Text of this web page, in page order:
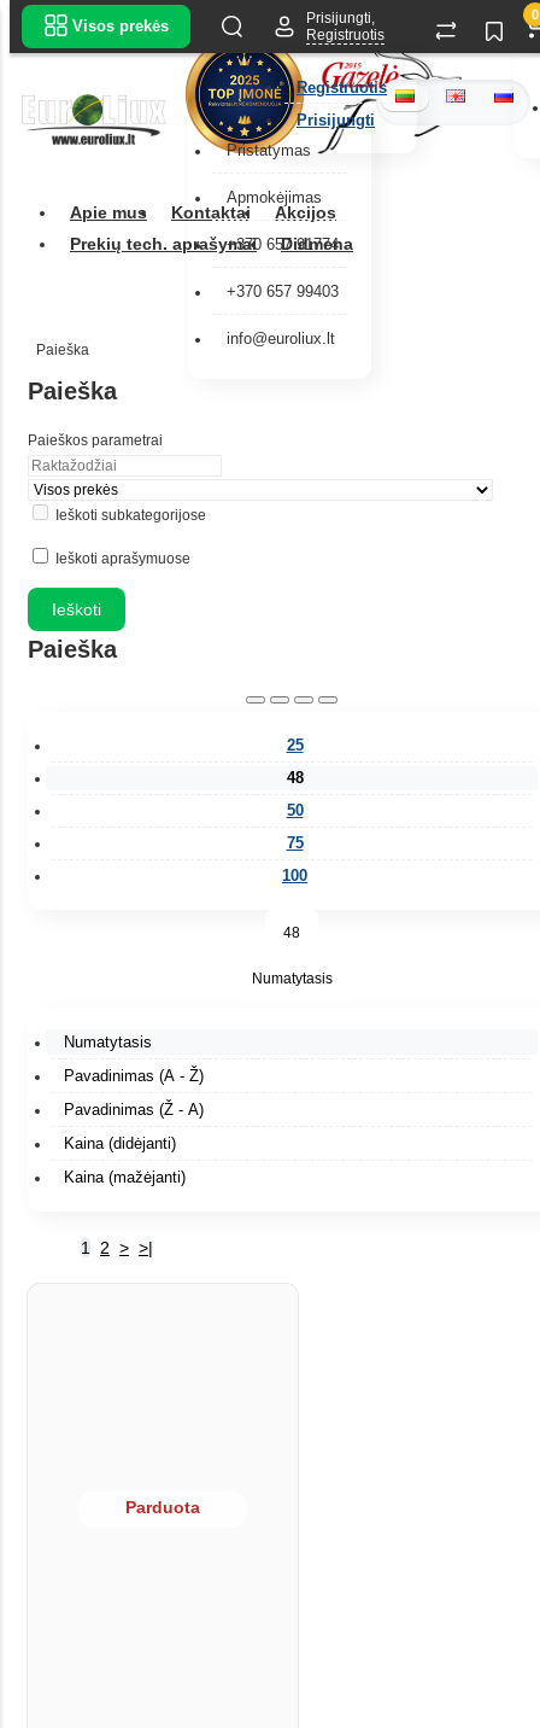
Pristatymas
Apmokėjimas
+370 657 91774
+370 657 99403
info@euroliux.lt
Apie mus Kontaktai
Akcijos
Prekių tech. aprašymai
Didmena
Visos prekės
Prisijungti,
Registruotis
Registruotis
Prisijungti
0
Paieška
Paieška
Paieškos parametrai
Ieškoti subkategorijose
Ieškoti aprašymuose
Paieška
25
48
50
75
100
48
Numatytasis
Numatytasis
Pavadinimas (A - Ž)
Pavadinimas (Ž - A)
Kaina (didėjanti)
Kaina (mažėjanti)
1 2 > >|
Parduota